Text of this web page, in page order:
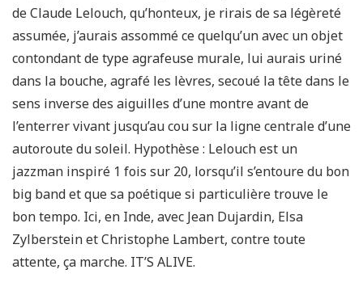
de Claude Lelouch, qu’honteux, je rirais de sa légèreté
assumée, j’aurais assommé ce quelqu’un avec un objet
contondant de type agrafeuse murale, lui aurais uriné
dans la bouche, agrafé les lèvres, secoué la tête dans le
sens inverse des aiguilles d’une montre avant de
l’enterrer vivant jusqu’au cou sur la ligne centrale d’une
autoroute du soleil. Hypothèse : Lelouch est un
jazzman inspiré 1 fois sur 20, lorsqu’il s’entoure du bon
big band et que sa poétique si particulière trouve le
bon tempo. Ici, en Inde, avec Jean Dujardin, Elsa
Zylberstein et Christophe Lambert, contre toute
attente, ça marche. IT’S ALIVE.